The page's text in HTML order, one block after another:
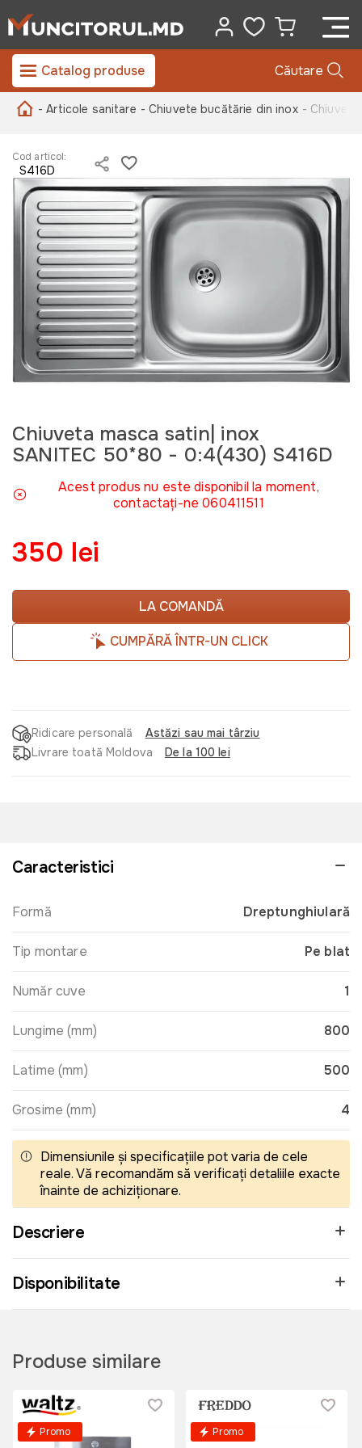
Catalog produse Căutare
- Articole sanitare - Chiuvete bucătărie din inox -
Cod articol:
S416D
Chiuveta masca satin| inox
SANITEC 50*80 - 0:4(430) S416D
Acest produs nu este disponibil la moment,
contactați-ne 060411511
350 lei
LA COMANDĂ
CUMPĂRĂ ÎNTR-UN CLICK
Ridicare personală
Astăzi sau mai târziu
Livrare toată Moldova
De la 100 lei
Caracteristici
Formă Dreptunghiulară
Tip montare Pe blat
Număr cuve 1
Lungime (mm) 800
Latime (mm) 500
Grosime (mm) 4
Dimensiunile și specificațiile pot varia de cele
reale. Vă recomandăm să verificați detaliile exacte
înainte de achiziționare.
Descriere
Disponibilitate
Produse similare
Promo Promo